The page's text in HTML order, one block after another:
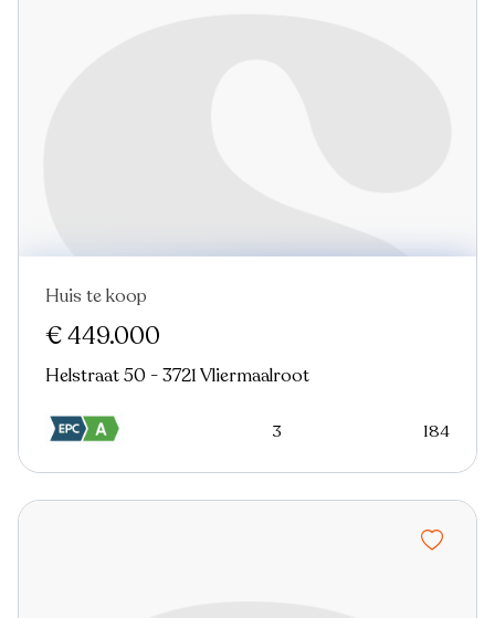
Nieuw
Huis te koop
€ 449.000
Helstraat 50 - 3721 Vliermaalroot
3 184